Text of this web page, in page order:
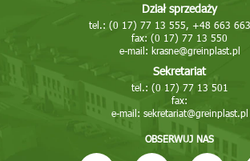
Dział sprzedaży
tel.: (0 17) 77 13 555, +48 663
fax: (0 17) 77 13 550
e-mail: krasne@greinplast.pl
Sekretariat
tel.: (0 17) 77 13 501
fax:
e-mail: sekretariat@greinplast.pl
OBSERWUJ NAS